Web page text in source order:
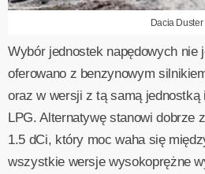
Dacia Duster
Wybór jednostek napędowych nie
oferowano z benzynowym
oraz w wersji z tą samą
LPG. Alternatywę stanowi dobrze
1.5 dCi, który moc waha się
wszystkie wersje wysokoprężne